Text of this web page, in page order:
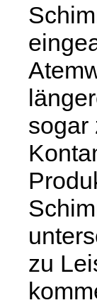
sogar
zu